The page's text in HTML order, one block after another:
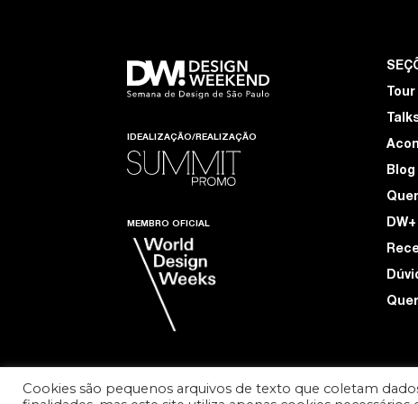
IDEALIZAÇÃO/REALIZAÇÃO
MEMBRO OFICIAL
Tour
Blog
DW+
Cookies são pequenos arquivos de texto que coletam